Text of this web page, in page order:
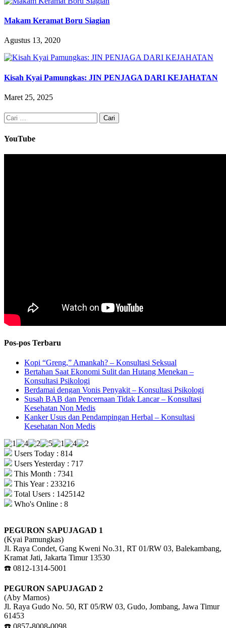
Makam Keramat Boru Siagian
Agustus 13, 2020
Kisah Kyai Pamungkas: JIN PENJAGA DARI KEJAHATAN
Maret 25, 2025
Cari
untuk:
YouTube
Pos-pos Terbaru
Kopi “Greng,” Amankah? – Konsultasi Seksual
Bertahan Saat Ekonomi Sulit dan Hutang Menekan –
Konsultasi Psikologi
Berdamai dengan Vonis Penyakit – Konsultasi Psikologi
Susah BAB dan Pencernaan Tidak Lancar – Konsultasi
Kesehatan Non Medis
Kanker Usus dan Pendampingan Herbal – Konsultasi
Kesehatan Non Medis
Users Today : 814
Users Yesterday : 717
This Month : 7341
This Year : 233216
Total Users : 1425142
Who's Online : 8
PEGURON SAPUJAGAD 1
(Kyai Pamungkas)
Jl. Raya Condet, Gang Kweni No.31, RT 01/RW 03, Balekambang,
Kramat Jati, Jakarta Timur 13530
☎️ 0812-1314-5001
PEGURON SAPUJAGAD 2
(Aby Marnos)
Jl. Raya Gudo No. 50, RT 05/RW 03, Gudo, Jombang, Jawa Timur
61453